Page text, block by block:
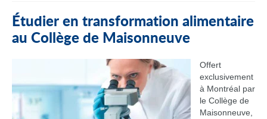
Étudier en transformation alimentaire
au Collège de Maisonneuve
Offert
exclusivement
à Montréal par
le Collège de
Maisonneuve,